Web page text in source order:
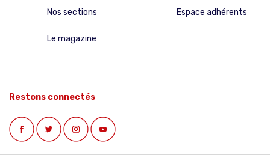
Nos sections
Le magazine
Espace adhérents
Restons connectés